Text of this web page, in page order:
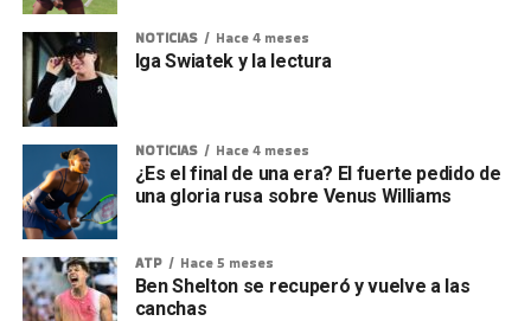
NOTICIAS Hace 4 meses
Iga Swiatek y la lectura
NOTICIAS Hace 4 meses
¿Es el final de una era? El fuerte pedido de
una gloria rusa sobre Venus Williams
ATP Hace 5 meses
Ben Shelton se recuperó y vuelve a las
canchas